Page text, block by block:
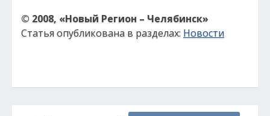
© 2008, «Новый Регион – Челябинск»
Статья опубликована в разделах: Новости